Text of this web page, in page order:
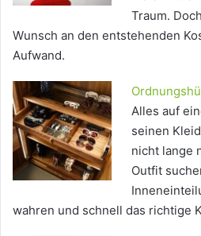
Traum.
Wunsch an den entstehenden
Aufwand.
Alles auf
seinen
nicht lange
Outfit
wahren und schnell das richtige